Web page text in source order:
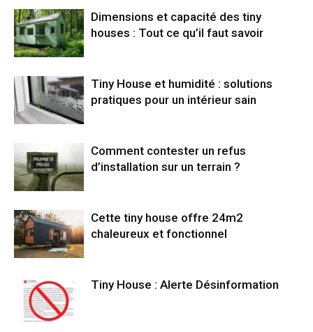
Dimensions et capacité des tiny
houses : Tout ce qu’il faut savoir
Tiny House et humidité : solutions
pratiques pour un intérieur sain
Comment contester un refus
d’installation sur un terrain ?
Cette tiny house offre 24m2
chaleureux et fonctionnel
Tiny House : Alerte Désinformation